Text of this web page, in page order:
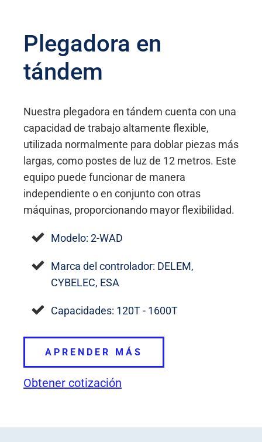
Plegadora en
tándem
Nuestra plegadora en tándem cuenta con una
capacidad de trabajo altamente flexible,
utilizada normalmente para doblar piezas más
largas, como postes de luz de 12 metros. Este
equipo puede funcionar de manera
independiente o en conjunto con otras
máquinas, proporcionando mayor flexibilidad.
Modelo: 2-WAD
Marca del controlador: DELEM,
CYBELEC, ESA
Capacidades: 120T - 1600T
APRENDER MÁS
Obtener cotización